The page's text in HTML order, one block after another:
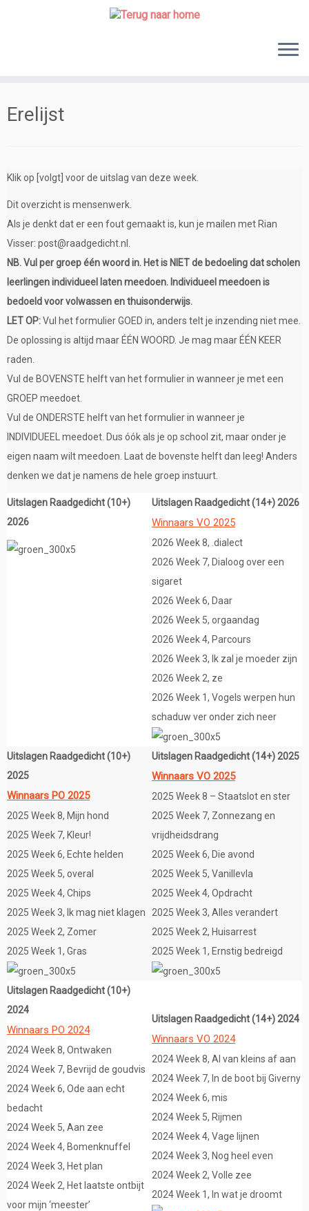
Erelijst
Klik op [volgt] voor de uitslag van deze week.
Dit overzicht is mensenwerk.
Als je denkt dat er een fout gemaakt is, kun je mailen met Rian
Visser: post@raadgedicht.nl.
NB. Vul per groep één woord in. Het is NIET de bedoeling dat scholen
leerlingen individueel laten meedoen. Individueel meedoen is
bedoeld voor volwassen en thuisonderwijs.
LET OP:Vul het formulier GOED in, anders telt je inzending niet mee.
De oplossing is altijd maar ÉÉN WOORD. Je mag maar ÉÉN KEER
raden.
Vul de BOVENSTE helft van het formulier in wanneer je met een
GROEP meedoet.
Vul de ONDERSTE helft van het formulier in wanneer je
INDIVIDUEEL meedoet. Dus óók als je op school zit, maar onder je
eigen naam wilt meedoen. Laat de bovenste helft dan leeg! Anders
denken we dat je namens de hele groep instuurt.
Uitslagen Raadgedicht (10+)
2026
Uitslagen Raadgedicht (14+) 2026
Winnaars VO 2025
2026 Week 8, .dialect
2026 Week 7, Dialoog over een
sigaret
2026 Week 6, Daar
2026 Week 5, orgaandag
2026 Week 4, Parcours
2026 Week 3, Ik zal je moeder zijn
2026 Week 2, ze
2026 Week 1, Vogels werpen hun
schaduw ver onder zich neer
Uitslagen Raadgedicht (10+)
2025
Winnaars PO 2025
2025 Week 8, Mijn hond
2025 Week 7, Kleur!
2025 Week 6, Echte helden
2025 Week 5, overal
2025 Week 4, Chips
2025 Week 3, Ik mag niet klagen
2025 Week 2, Zomer
2025 Week 1, Gras
Uitslagen Raadgedicht (14+) 2025
Winnaars VO 2025
2025 Week 8 – Staatslot en ster
2025 Week 7, Zonnezang en
vrijdheidsdrang
2025 Week 6, Die avond
2025 Week 5, Vanillevla
2025 Week 4, Opdracht
2025 Week 3, Alles verandert
2025 Week 2, Huisarrest
2025 Week 1, Ernstig bedreigd
Uitslagen Raadgedicht (10+)
2024
Winnaars PO 2024
2024 Week 8, Ontwaken
2024 Week 7, Bevrijd de goudvis
2024 Week 6, Ode aan echt
bedacht
2024 Week 5, Aan zee
2024 Week 4, Bomenknuffel
2024 Week 3, Het plan
2024 Week 2, Het laatste ontbijt
voor mijn ‘meester’
Uitslagen Raadgedicht (14+) 2024
Winnaars VO 2024
2024 Week 8, Al van kleins af aan
2024 Week 7, In de boot bij Giverny
2024 Week 6, mis
2024 Week 5, Rijmen
2024 Week 4, Vage lijnen
2024 Week 3, Nog heel even
2024 Week 2, Volle zee
2024 Week 1, In wat je droomt